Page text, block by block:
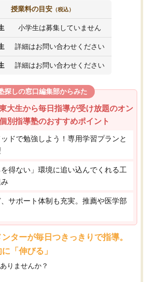
授業料の目安 （税込）
小学生は募集していません
詳細はお問い合わせください
詳細はお問い合わせください
探しの窓口編集部からみた
大生から毎日指導が受け放題のオン
別指導塾のおすすめポイント
ドで勉強しよう！専用学習プランと
を得ない」環境に追い込んでくれる工
サポート体制も充実。推薦や医学部
ターが毎日つきっきりで指導。
「伸びる」
りませんか？